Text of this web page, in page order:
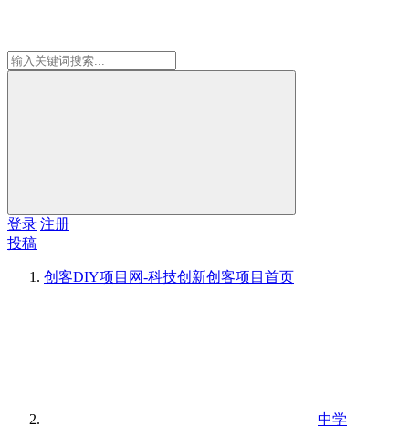
登录 注册
投稿
创客DIY项目网-科技创新创客项目 首页
中学